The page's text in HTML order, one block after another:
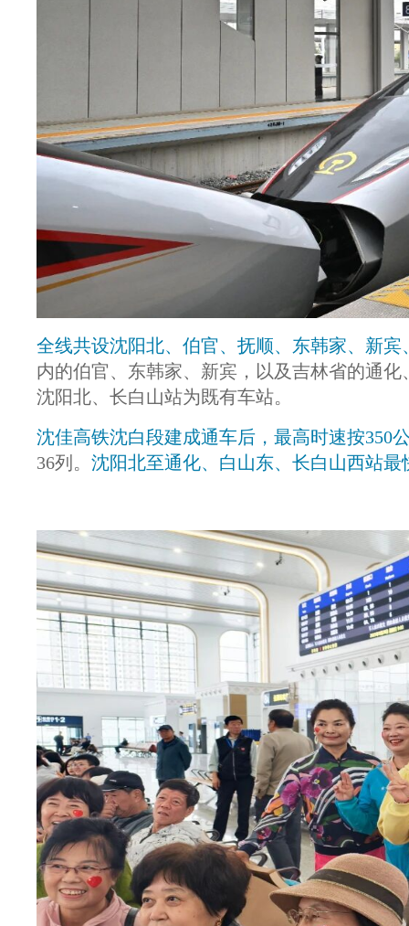
全线共设沈阳北、伯官、抚顺、东韩家、新
内的伯官、东韩家、新宾，以及吉林省的通
沈阳北、长白山站为既有车站。
沈佳高铁沈白段建成通车后，最高时速按350
36列。 沈阳北至通化、白山东、长白山西站最